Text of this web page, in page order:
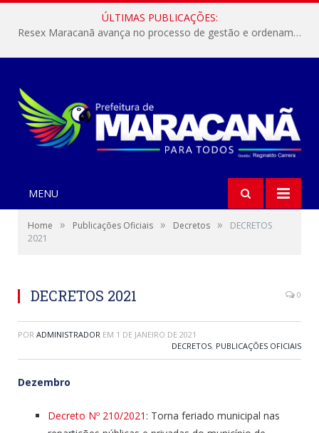
ÚLTIMAS PUBLICAÇÕES:
Resex Maracanã avança no processo de gestão e ordenamento do turismo em nossas áreas protegidas.
MENU
Home » Publicações Oficiais » Decretos »
DECRETOS
2021
DECRETOS 2021 0
POR ADMINISTRADOR EM 1 DE JANEIRO DE 2021
DECRETOS, PUBLICAÇÕES OFICIAIS
Dezembro
Decreto Nº 210/2021 : Torna feriado municipal nas